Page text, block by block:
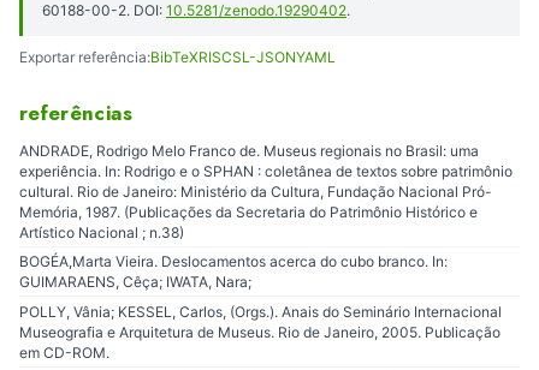
60188-00-2. DOI: 10.5281/zenodo.19290402.
Exportar referência:BibTeXRISCSL-JSONYAML
referências
ANDRADE, Rodrigo Melo Franco de. Museus regionais no Brasil: uma
experiência. In: Rodrigo e o SPHAN : coletânea de textos sobre patrimônio
cultural. Rio de Janeiro: Ministério da Cultura, Fundação Nacional Pró-
Memória, 1987. (Publicações da Secretaria do Patrimônio Histórico e
Artístico Nacional ; n.38)
BOGÉA,Marta Vieira. Deslocamentos acerca do cubo branco. In:
GUIMARAENS, Cêça; IWATA, Nara;
POLLY, Vânia; KESSEL, Carlos, (Orgs.). Anais do Seminário Internacional
Museografia e Arquitetura de Museus. Rio de Janeiro, 2005. Publicação
em CD-ROM.